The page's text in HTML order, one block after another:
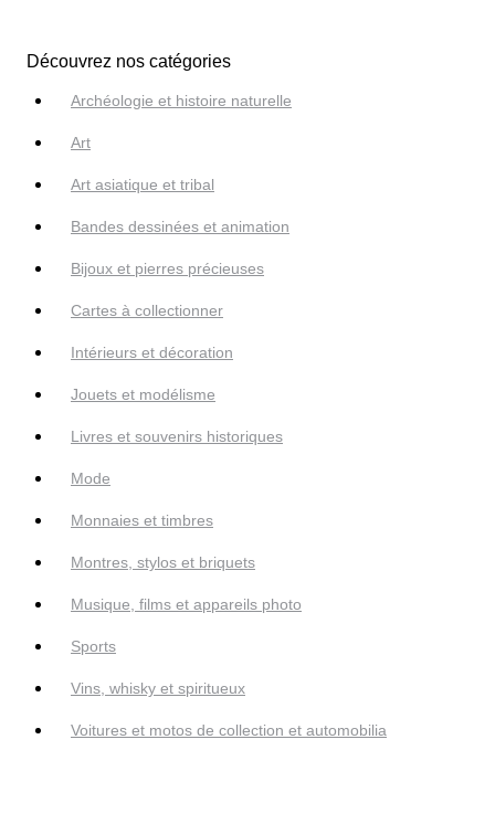
Découvrez nos catégories
Archéologie et histoire naturelle
Art
Art asiatique et tribal
Bandes dessinées et animation
Bijoux et pierres précieuses
Cartes à collectionner
Intérieurs et décoration
Jouets et modélisme
Livres et souvenirs historiques
Mode
Monnaies et timbres
Montres, stylos et briquets
Musique, films et appareils photo
Sports
Vins, whisky et spiritueux
Voitures et motos de collection et automobilia